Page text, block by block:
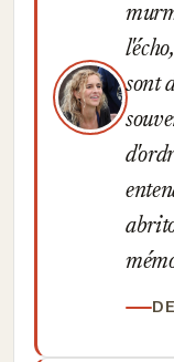
sont